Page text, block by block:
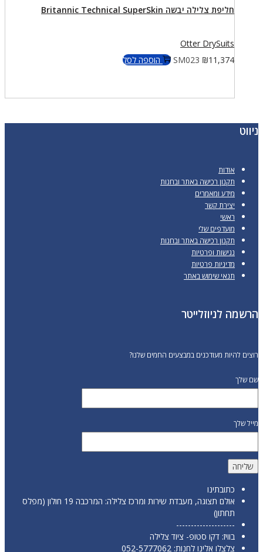
חליפת צלילה יבשה Britannic Technical SuperSkin
Otter DrySuits
SM023 ₪11,374 הוספה לסל
ניווט
אודות
תקנון רכישה באתר ובחנות
מידע ומאמרים
יצירת קשר
ראשי
מועדפים שלי
תקנון רכישה באתר ובחנות
נגישות ופרטיות
מדיניות פרטיות
תנאי שימוש באתר
הרשמה לניוזלייטר
רוצים להיות מעודכנים במבצעים החמים שלנו?
שם שלך
מייל שלך
כתובתינו
אולם תצוגה, מעבדת שירות ומרכז צלילה: המרכבה 19 חולון (מפלס
תחתון)
--------------------
בוויז: דקו סטופ- ציוד צלילה
צלצלו אלינו לחנות: 052-5777062